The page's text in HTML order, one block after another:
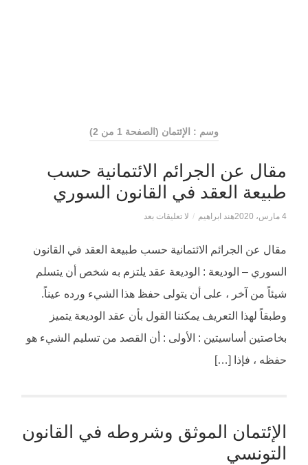
وسم : الإئتمان (الصفحة 1 من 2)
مقال عن الجرائم الائتمانية حسب
طبيعة العقد في القانون السوري
4 مارس، 2020 هند ابراهيم / لا تعليقات بعد
مقال عن الجرائم الائتمانية حسب طبيعة العقد في القانون
السوري – الوديعة : الوديعة عقد يلتزم به شخص أن يتسلم
شيئاً من آخر ، على أن يتولى حفظ هذا الشيء ورده عيناً.
وطبقاً لهذا التعريف يمكننا القول بأن عقد الوديعة يتميز
بخاصتين أساسيتين : الأولى : أن القصد من تسليم الشيء هو
حفظه ، فإذا […]
الإئتمان الموثق وشروطه في القانون
التونسي